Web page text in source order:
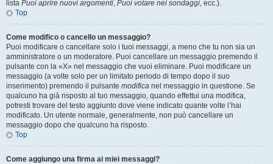
lista Puoi aprire nuovi argomenti, Puoi votare nei sondaggi, ecc.).
Top
Come modifico o cancello un messaggio?
Puoi modificare o cancellare solo i tuoi messaggi, a meno che tu non sia un
amministratore o un moderatore. Puoi cancellare un messaggio premendo il
pulsante con la «X» nel messaggio che vuoi eliminare. Puoi modificare un
messaggio (a volte solo per un limitato periodo di tempo dopo il suo
inserimento) premendo il pulsante modifica nel messaggio in questione. Se
qualcuno ha già risposto al tuo messaggio, quando effettui una modifica,
potresti trovare del testo aggiunto dove viene indicato quante volte l’hai
modificato. Un utente normale, generalmente, non può cancellare un
messaggio dopo che qualcuno ha risposto.
Top
Come aggiungo una firma ai miei messaggi?